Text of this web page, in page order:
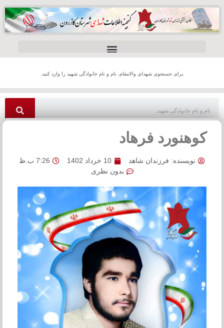
برای جستجوی شهدای والامقام، نام و نام خانوادگی شهید را وارد کنید.
کوهنورد فرهاد
نویسنده: فرزندان شاهد 10 خرداد 1402
7:26 ب.ظ
بدون نظری